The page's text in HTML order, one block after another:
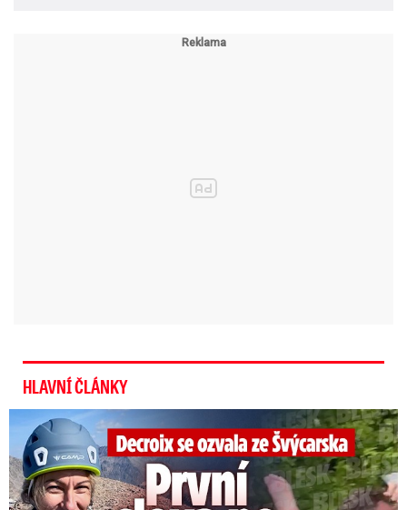
HLAVNÍ ČLÁNKY
Decroix se ozvala z Alp: První slova po provalení románku